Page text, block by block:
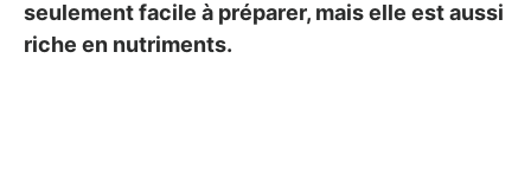
seulement facile à préparer, mais elle est aussi
riche en nutriments.